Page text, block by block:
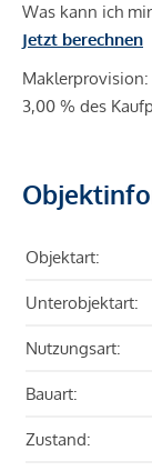
Was kann ich
Jetzt berechnen
Maklerprovision:
3,00 % des
Objektart:
Unterobjektart:
Nutzungsart:
Bauart:
Zustand: